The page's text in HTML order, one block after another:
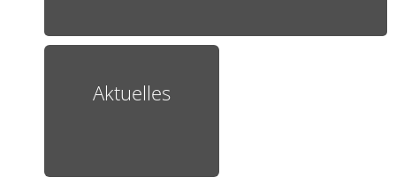
Aktuelles